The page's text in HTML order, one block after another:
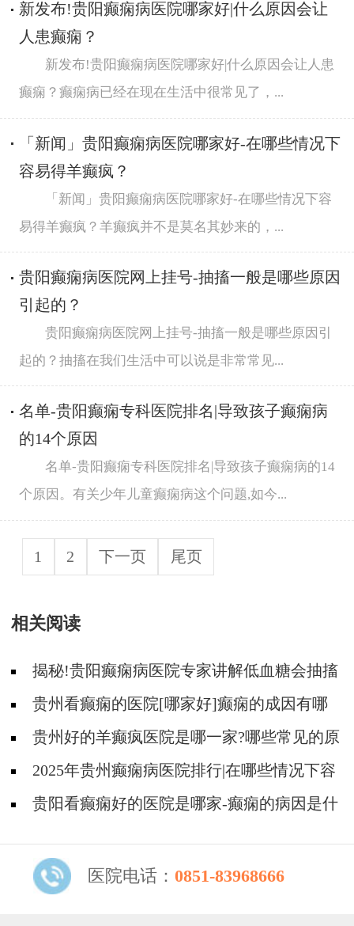
新发布!贵阳癫痫病医院哪家好|什么原因会让
人患癫痫？
新发布!贵阳癫痫病医院哪家好|什么原因会让人患
癫痫？癫痫病已经在现在生活中很常见了，...
「新闻」贵阳癫痫病医院哪家好-在哪些情况下
容易得羊癫疯？
「新闻」贵阳癫痫病医院哪家好-在哪些情况下容
易得羊癫疯？羊癫疯并不是莫名其妙来的，...
贵阳癫痫病医院网上挂号-抽搐一般是哪些原因
引起的？
贵阳癫痫病医院网上挂号-抽搐一般是哪些原因引
起的？抽搐在我们生活中可以说是非常常见...
名单-贵阳癫痫专科医院排名|导致孩子癫痫病
的14个原因
名单-贵阳癫痫专科医院排名|导致孩子癫痫病的14
个原因。有关少年儿童癫痫病这个问题,如今...
1 2 下一页 尾页
相关阅读
揭秘!贵阳癫痫病医院专家讲解低血糖会抽搐
吗?贵州看癫痫的医院[哪家好]癫痫的成因有哪
些?贵州好的羊癫疯医院是哪一家?哪些常见的原
因会引起羊癫疯?
2025年贵州癫痫病医院排行|在哪些情况下容
易得癫痫？
贵阳看癫痫好的医院是哪家-癫痫的病因是什
医院电话： 0851-83968666